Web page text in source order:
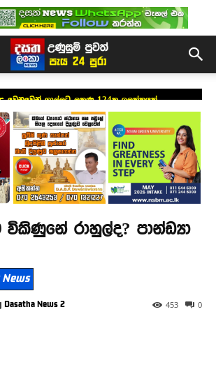
වෙනුවෙන් ගාල්ලට ලකුණු 124ක ඉලක්කයක්
රාහුල්ද? පාන්ඩ්‍යා
News
Dasatha News 2 0
453